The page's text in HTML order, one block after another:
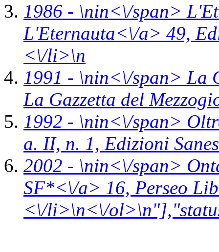
1986 - \nin<\/span>
L'Eternauta<\/a> 49,
<\/li>\n
1991 - \nin<\/span> La
La Gazzetta del
1992 - \nin<\/span>
a. II, n. 1, Edizioni
2002 - \nin<\/span>
SF*<\/a> 16, Perseo
<\/li>\n<\/